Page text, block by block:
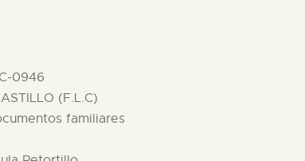
0946
(F.L.C)
familiares